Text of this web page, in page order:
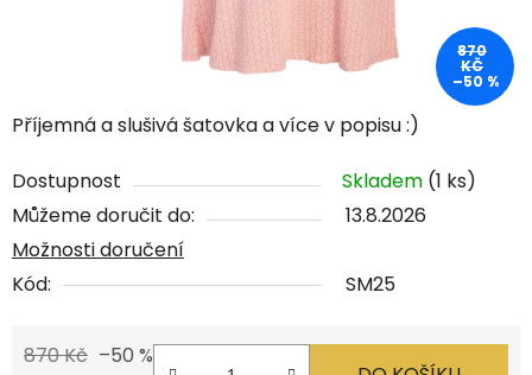
Příjemná a slušivá šatovka a více v popisu :)
Dostupnost Skladem (1 ks)
Můžeme doručit do:
13.8.2026
Možnosti doručení
Kód:
SM25
870 Kč –50 %
870
KČ
–50 %